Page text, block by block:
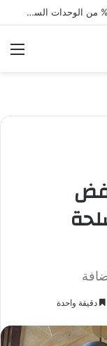
جريمة حرب | الأمم المتحدة: الاحتلال دمر 30% من الوحدات السكنية في غزة
دقيقة واحدة